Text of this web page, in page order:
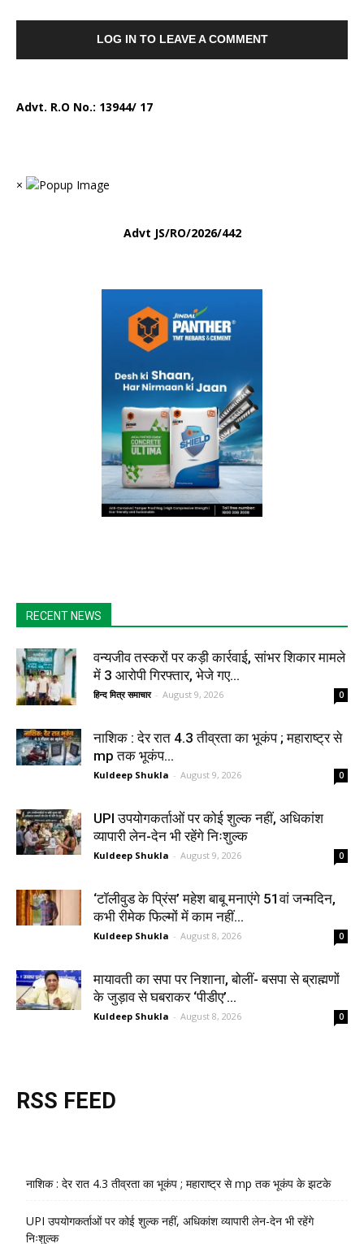
LOG IN TO LEAVE A COMMENT
Advt. R.O No.: 13944/ 17
×
Advt JS/RO/2026/442
RECENT NEWS
वन्यजीव तस्करों पर कड़ी कार्रवाई, सांभर शिकार मामले
में 3 आरोपी गिरफ्तार, भेजे गए...
हिन्द मित्र समाचार - August 9, 2026 0
नाशिक : देर रात 4.3 तीव्रता का भूकंप ; महाराष्ट्र से
mp तक भूकंप...
Kuldeep Shukla - August 9, 2026 0
UPI उपयोगकर्ताओं पर कोई शुल्क नहीं, अधिकांश
व्यापारी लेन-देन भी रहेंगे निःशुल्क
Kuldeep Shukla - August 9, 2026 0
‘टॉलीवुड के प्रिंस’ महेश बाबू मनाएंगे 51वां जन्मदिन,
कभी रीमेक फिल्मों में काम नहीं...
Kuldeep Shukla - August 8, 2026 0
मायावती का सपा पर निशाना, बोलीं- बसपा से ब्राह्मणों
के जुड़ाव से घबराकर ‘पीडीए’...
Kuldeep Shukla - August 8, 2026 0
RSS FEED
नाशिक : देर रात 4.3 तीव्रता का भूकंप ; महाराष्ट्र से mp तक भूकंप के झटके
UPI उपयोगकर्ताओं पर कोई शुल्क नहीं, अधिकांश व्यापारी लेन-देन भी रहेंगे
निःशुल्क